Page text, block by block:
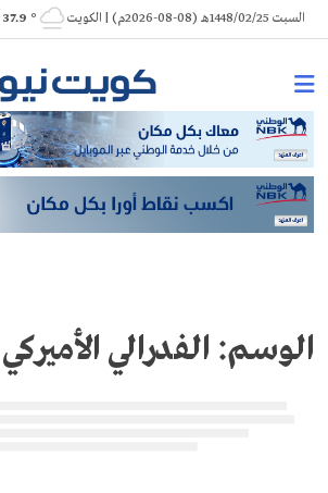
Skip
to
السبت 1448/02/25هـ (08-08-2026م) | الكويت ° 37.9
الوسم: الفدرالي الأميركي